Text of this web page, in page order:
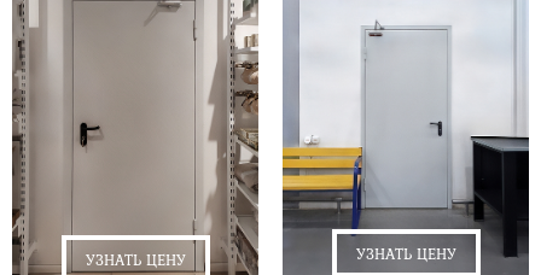
УЗНАТЬ ЦЕНУ УЗНАТЬ ЦЕНУ